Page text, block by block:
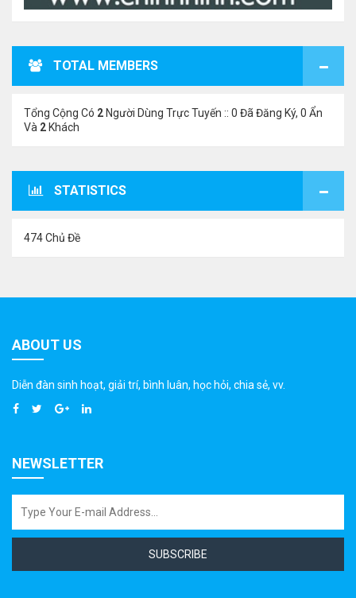
TOTAL MEMBERS
Tổng Cộng Có 2 Người Dùng Trực Tuyến :: 0 Đã Đăng Ký, 0 Ẩn
Và 2 Khách
STATISTICS
474 Chủ Đề
ABOUT US
Diễn đàn sinh hoạt, giải trí, bình luân, học hỏi, chia sẻ, vv.
NEWSLETTER
SUBSCRIBE